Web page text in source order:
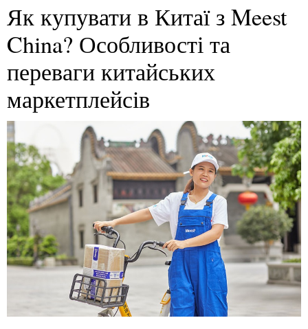
Як купувати в Китаї з Meest
China? Особливості та
переваги китайських
маркетплейсів